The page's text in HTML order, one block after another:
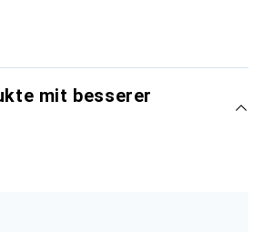
mit besserer